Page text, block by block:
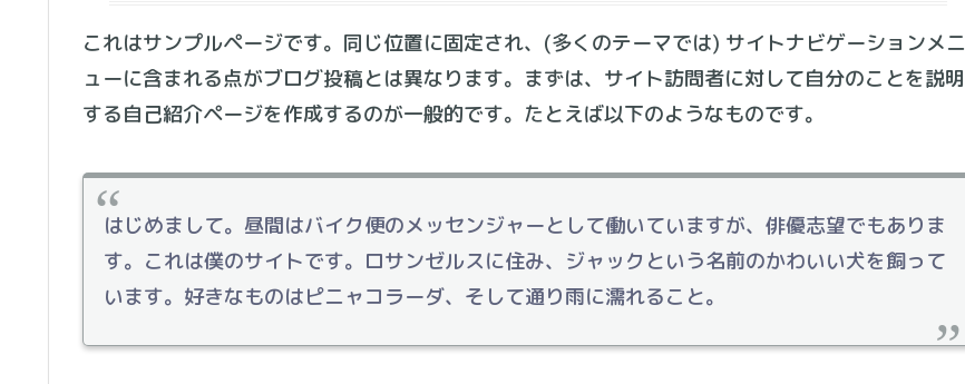
これはサンプルページです。同じ位置に固定され、(多くのテーマでは) サイトナビゲーションメニ
ューに含まれる点がブログ投稿とは異なります。まずは、サイト訪問者に対して自分のことを説明
する自己紹介ページを作成するのが一般的です。たとえば以下のようなものです。
はじめまして。昼間はバイク便のメッセンジャーとして働いていますが、俳優志望でもありま
す。これは僕のサイトです。ロサンゼルスに住み、ジャックという名前のかわいい犬を飼って
います。好きなものはピニャコラーダ、そして通り雨に濡れること。